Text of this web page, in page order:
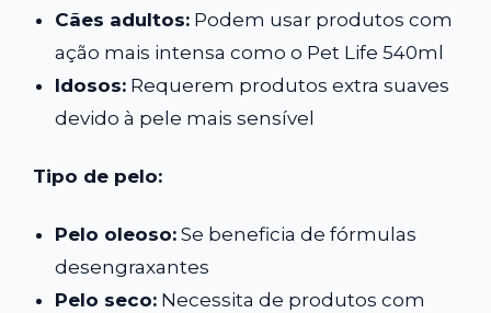
Cães adultos: Podem usar produtos com
ação mais intensa como o Pet Life 540ml
Idosos: Requerem produtos extra suaves
devido à pele mais sensível
Tipo de pelo:
Pelo oleoso: Se beneficia de fórmulas
desengraxantes
Pelo seco: Necessita de produtos com